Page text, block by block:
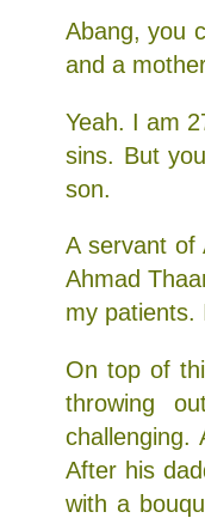
Abang, you
and a
Yeah. I am
sins. But
son.
A servant of
Ahmad
my patients.
On top of
throwing
After his
with a